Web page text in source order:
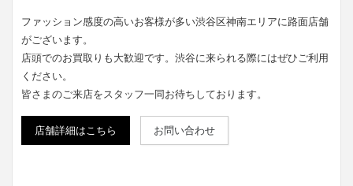
ファッション感度の高いお客様が多い渋谷区神南エリアに路面店舗
がございます。
店頭でのお買取りも大歓迎です。渋谷に来られる際にはぜひご利用
ください。
皆さまのご来店をスタッフ一同お待ちしております。
店舗詳細はこちら お問い合わせ